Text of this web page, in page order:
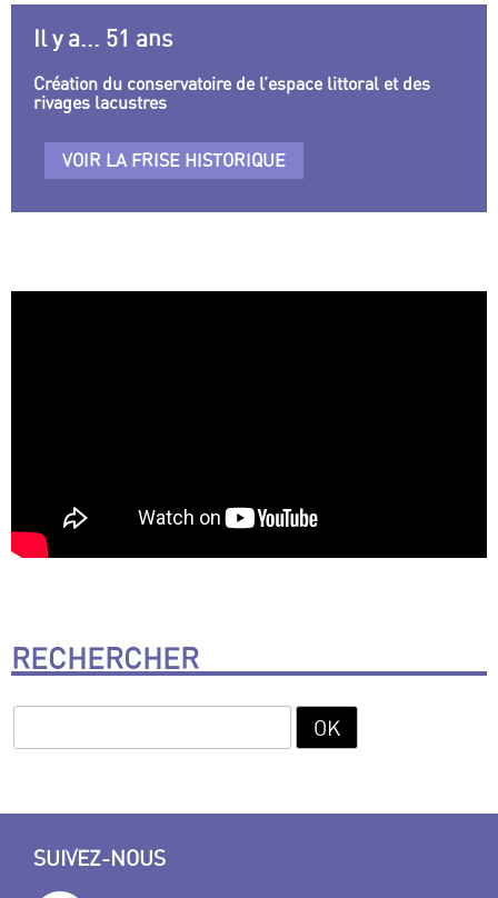
Il y a... 51 ans
Création du conservatoire de l’espace littoral et des
rivages lacustres
VOIR LA FRISE HISTORIQUE
RECHERCHER
SUIVEZ-NOUS